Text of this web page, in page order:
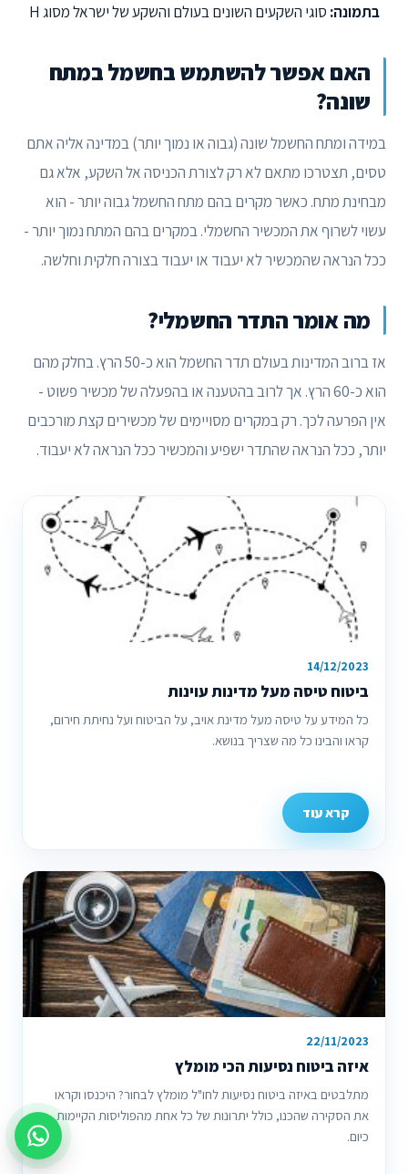
בתמונה: סוגי השקעים השונים בעולם והשקע של ישראל מסוג H
האם אפשר להשתמש בחשמל במתח
שונה?
במידה ומתח החשמל שונה (גבוה או נמוך יותר) במדינה אליה אתם
טסים, תצטרכו מתאם לא רק לצורת הכניסה אל השקע, אלא גם
מבחינת מתח. כאשר מקרים בהם מתח החשמל גבוה יותר - הוא
עשוי לשרוף את המכשיר החשמלי. במקרים בהם המתח נמוך יותר -
ככל הנראה שהמכשיר לא יעבוד או יעבוד בצורה חלקית וחלשה.
מה אומר התדר החשמלי?
אז ברוב המדינות בעולם תדר החשמל הוא כ-50 הרץ. בחלק מהם
הוא כ-60 הרץ. אך לרוב בהטענה או בהפעלה של מכשיר פשוט -
אין הפרעה לכך. רק במקרים מסויימים של מכשירים קצת מורכבים
יותר, ככל הנראה שהתדר ישפיע והמכשיר ככל הנראה לא יעבוד.
14/12/2023
ביטוח טיסה מעל מדינות עוינות
כל המידע על טיסה מעל מדינת אויב, על הביטוח ועל נחיתת חירום,
קראו והבינו כל מה שצריך בנושא.
קרא עוד
22/11/2023
איזה ביטוח נסיעות הכי מומלץ
מתלבטים באיזה ביטוח נסיעות לחו"ל מומלץ לבחור? היכנסו וקראו
את הסקירה שהכנו, כולל יתרונות של כל אחת מהפוליסות הקיימות
כיום.
צור